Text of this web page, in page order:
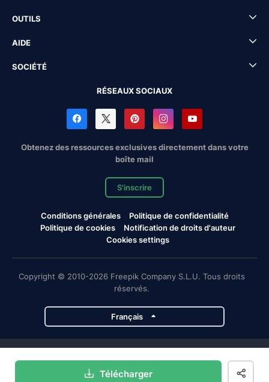
Télécharger
OUTILS
AIDE
SOCIÉTÉ
RÉSEAUX SOCIAUX
Obtenez des ressources exclusives directement dans votre
boîte mail
S'inscrire
Conditions générales
Politique de confidentialité
Politique de cookies
Notification de droits d'auteur
Cookies settings
Copyright © 2010-2026 Freepik Company S.L.U. Tous droits
réservés.
Français